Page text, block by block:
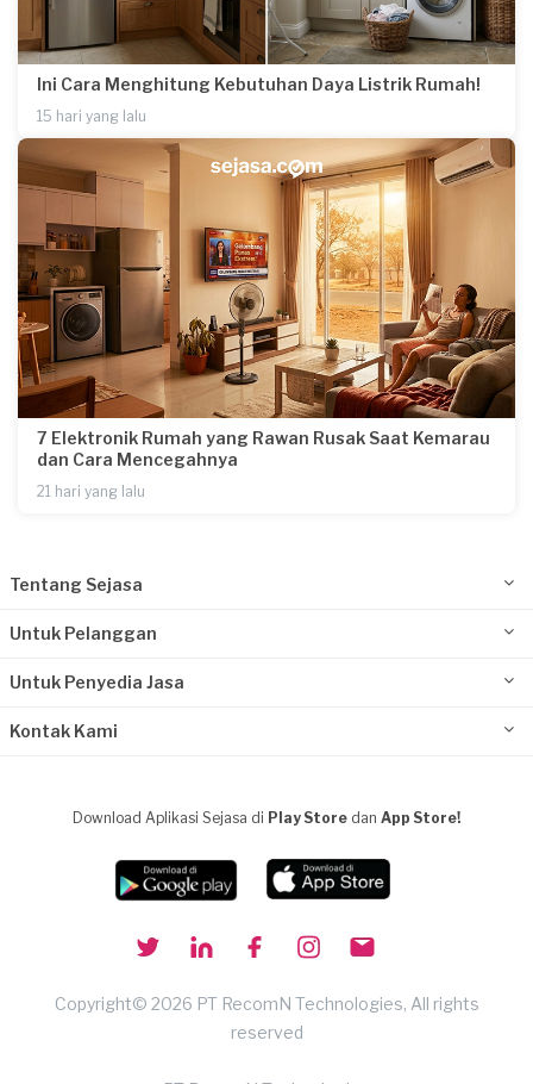
Ini Cara Menghitung Kebutuhan Daya Listrik Rumah!
15 hari yang lalu
7 Elektronik Rumah yang Rawan Rusak Saat Kemarau
dan Cara Mencegahnya
21 hari yang lalu
Tentang Sejasa
Untuk Pelanggan
Untuk Penyedia Jasa
Kontak Kami
Download Aplikasi Sejasa di Play Store dan App Store!
Copyright© 2026 PT RecomN Technologies, All rights
reserved